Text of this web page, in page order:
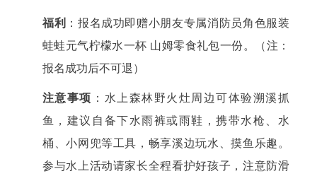
福利 ：报名成功即赠小朋友专属消防员角色服装
蛙蛙元气柠檬水一杯 山姆零食礼包一份。（注：
报名成功后不可退）
注意事项 ：水上森林野火灶周边可体验溯溪抓
鱼，建议自备下水雨裤或雨鞋，携带水枪、水
桶、小网兜等工具，畅享溪边玩水、摸鱼乐趣。
参与水上活动请家长全程看护好孩子，注意防滑